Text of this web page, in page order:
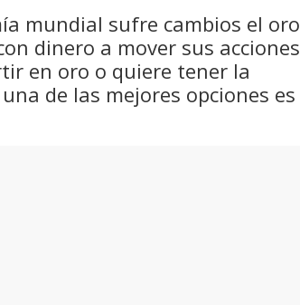
mundial sufre cambios el oro
dinero a mover sus acciones
en oro o quiere tener la
de las mejores opciones es